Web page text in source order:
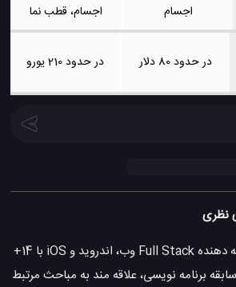
اجسام
اجسام، قطب نما
در حدود 80 دلار در حدود 210 یورو
نظری
توسعه دهنده Full Stack وب، اندروید و iOS با 14+
برنامه نویسی، علاقه مند به مباحث مرتبط